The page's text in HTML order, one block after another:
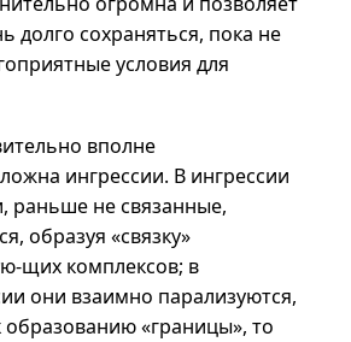
долго сохраняться, пока не
условия для
вполне
ингрессии. В ингрессии
раньше не связанные,
образуя «связку»
щих комплексов; в
они взаимно парализуются,
образованию «границы», то